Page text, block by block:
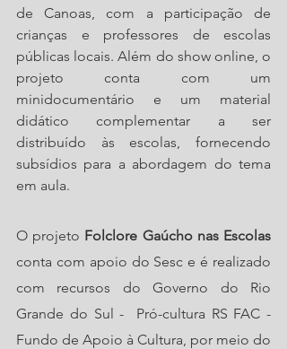
de Canoas, com a participação de
crianças e professores de escolas
públicas locais. Além do show online, o
projeto conta com um
minidocumentário e um material
didático complementar a ser
distribuído às escolas, fornecendo
subsídios para a abordagem do tema
em aula.
O projeto Folclore Gaúcho nas Escolas
conta com apoio do Sesc e é realizado
com recursos do Governo do Rio
Grande do Sul -  Pró-cultura RS FAC -
Fundo de Apoio à Cultura, por meio do